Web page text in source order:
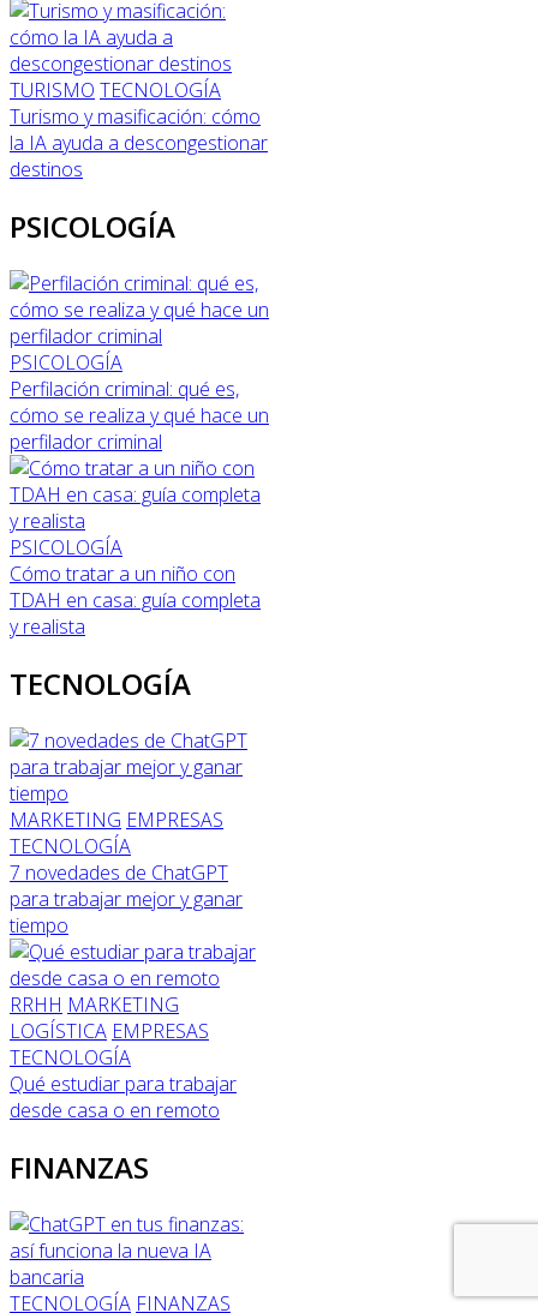
TURISMO TECNOLOGÍA
Turismo y masificación: cómo
la IA ayuda a descongestionar
destinos
PSICOLOGÍA
PSICOLOGÍA
Perfilación criminal: qué es,
cómo se realiza y qué hace un
perfilador criminal
PSICOLOGÍA
Cómo tratar a un niño con
TDAH en casa: guía completa
y realista
TECNOLOGÍA
MARKETING EMPRESAS
TECNOLOGÍA
7 novedades de ChatGPT
para trabajar mejor y ganar
tiempo
RRHH MARKETING
LOGÍSTICA EMPRESAS
TECNOLOGÍA
Qué estudiar para trabajar
desde casa o en remoto
FINANZAS
TECNOLOGÍA FINANZAS